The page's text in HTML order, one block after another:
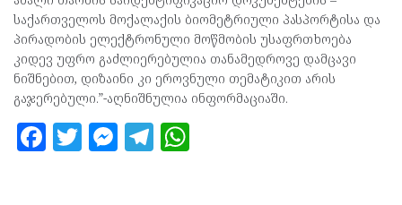
საქართველოს მოქალაქის ბიომეტრიული პასპორტისა და
პირადობის ელექტრონული მოწმობის უსაფრთხოება
კიდევ უფრო გაძლიერებულია თანამედროვე დამცავი
ნიშნებით, დიზაინი კი ეროვნული თემატიკით არის
გაჯერებული.”-აღნიშნულია ინფორმაციაში.
F T M T